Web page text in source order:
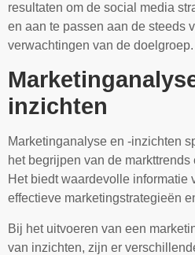
resultaten om de social media
en aan te passen aan de steeds
verwachtingen van de doelgroep.
inzichten
Marketinganalyse en -inzichten
het begrijpen van de
Het biedt waardevolle informatie
effectieve marketingstrategieën
Bij het uitvoeren van een
van inzichten, zijn er